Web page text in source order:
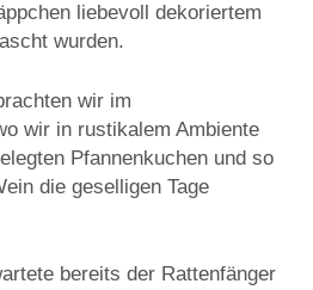
liebevoll dekoriertem
wurden.
wir im
wir in rustikalem Ambiente
Pfannenkuchen und so
die geselligen Tage
bereits der Rattenfänger